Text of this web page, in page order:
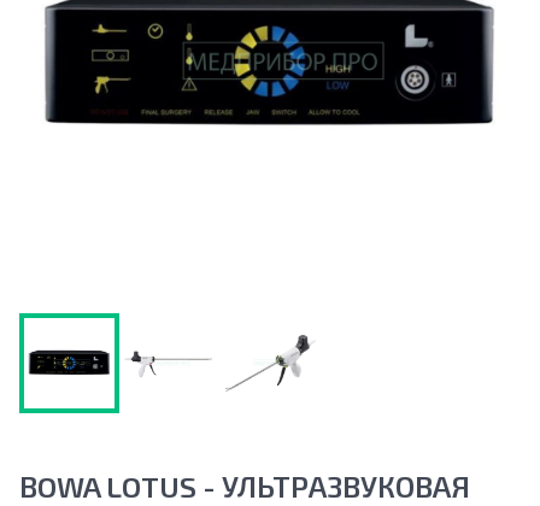
BOWA LOTUS - УЛЬТРАЗВУКОВАЯ